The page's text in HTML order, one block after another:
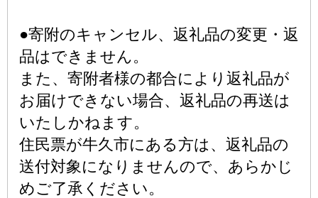
●寄附のキャンセル、返礼品の変更・返
品はできません。
また、寄附者様の都合により返礼品が
お届けできない場合、返礼品の再送は
いたしかねます。
住民票が牛久市にある方は、返礼品の
送付対象になりませんので、あらかじ
めご了承ください。